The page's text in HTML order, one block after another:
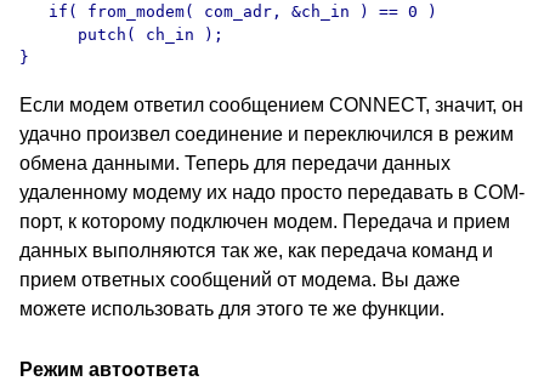
   if( from_modem( com_adr, &ch_in ) == 0 )
      putch( ch_in );
}
Если модем ответил сообщением CONNECT, значит, он
удачно произвел соединение и переключился в режим
обмена данными. Теперь для передачи данных
удаленному модему их надо просто передавать в COM-
порт, к которому подключен модем. Передача и прием
данных выполняются так же, как передача команд и
прием ответных сообщений от модема. Вы даже
можете использовать для этого те же функции.
Режим автоответа